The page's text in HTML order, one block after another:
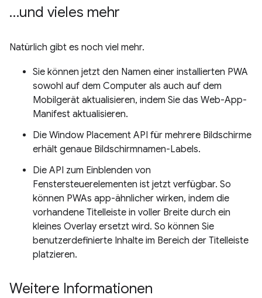
…und vieles mehr
Natürlich gibt es noch viel mehr.
Sie können jetzt den Namen einer installierten PWA
sowohl auf dem Computer als auch auf dem
Mobilgerät aktualisieren, indem Sie das Web-App-
Manifest aktualisieren.
Die Window Placement API für mehrere Bildschirme
erhält genaue Bildschirmnamen-Labels.
Die API zum Einblenden von
Fenstersteuerelementen ist jetzt verfügbar. So
können PWAs app-ähnlicher wirken, indem die
vorhandene Titelleiste in voller Breite durch ein
kleines Overlay ersetzt wird. So können Sie
benutzerdefinierte Inhalte im Bereich der Titelleiste
platzieren.
Weitere Informationen